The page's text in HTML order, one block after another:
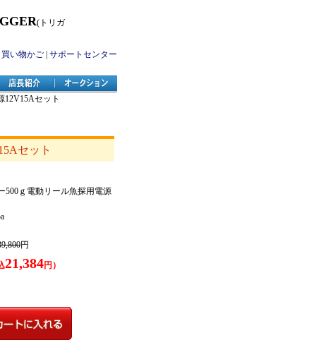
(トリガ
買い物かご サポートセンター
12V15Aセット
セット
500ｇ電動リール魚探用電源
円
21,384円）